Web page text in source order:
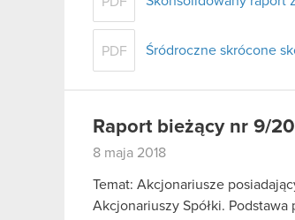
PDF Śródroczne skrócone
Raport bieżący nr 9/
8 maja 2018
Temat: Akcjonariusze
Akcjonariuszy Spółki.